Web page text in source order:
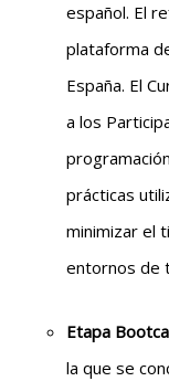
español. El
plataforma
España. El
a los
prácticas
minimizar el
entornos de
Etapa
la que se